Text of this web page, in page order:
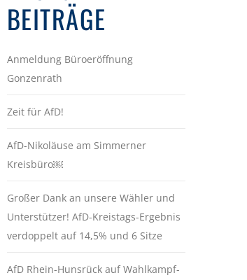
BEITRÄGE
Anmeldung Büroeröffnung
Gonzenrath
Zeit für AfD!
AfD-Nikoläuse am Simmerner
Kreisbüro￼
Großer Dank an unsere Wähler und
Unterstützer! AfD-Kreistags-Ergebnis
verdoppelt auf 14,5% und 6 Sitze
AfD Rhein-Hunsrück auf Wahlkampf-